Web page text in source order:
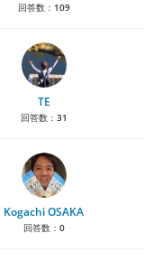
回答数： 109
TE
回答数： 31
Kogachi OSAKA
回答数： 0